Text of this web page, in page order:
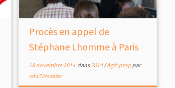
Procès en appel de
Stéphane Lhomme à Paris
18 novembre 2014dans2014/Agit-prop par
sdn72master